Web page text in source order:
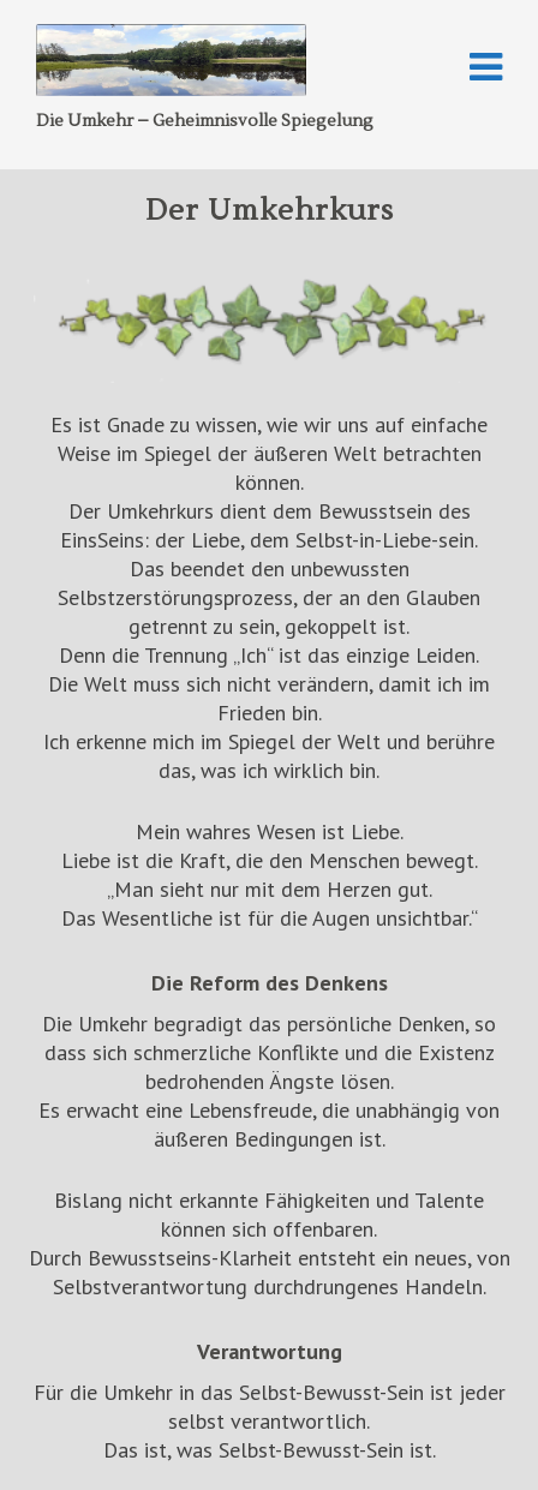
Die Umkehr – Geheimnisvolle Spiegelung
Der Umkehrkurs
Es ist Gnade zu wissen, wie wir uns auf einfache
Weise im Spiegel der äußeren Welt betrachten
können.
Der Umkehrkurs dient dem Bewusstsein des
EinsSeins: der Liebe, dem Selbst-in-Liebe-sein.
Das beendet den unbewussten
Selbstzerstörungsprozess, der an den Glauben
getrennt zu sein, gekoppelt ist.
Denn die Trennung „Ich“ ist das einzige Leiden.
Die Welt muss sich nicht verändern, damit ich im
Frieden bin.
Ich erkenne mich im Spiegel der Welt und berühre
das, was ich wirklich bin.
Mein wahres Wesen ist Liebe.
Liebe ist die Kraft, die den Menschen bewegt.
„Man sieht nur mit dem Herzen gut.
Das Wesentliche ist für die Augen unsichtbar.“
Die Reform des Denkens
Die Umkehr begradigt das persönliche Denken, so
dass sich schmerzliche Konflikte und die Existenz
bedrohenden Ängste lösen.
Es erwacht eine Lebensfreude, die unabhängig von
äußeren Bedingungen ist.
Bislang nicht erkannte Fähigkeiten und Talente
können sich offenbaren.
Durch Bewusstseins-Klarheit entsteht ein neues, von
Selbstverantwortung durchdrungenes Handeln.
Verantwortung
Für die Umkehr in das Selbst-Bewusst-Sein ist jeder
selbst verantwortlich.
Das ist, was Selbst-Bewusst-Sein ist.